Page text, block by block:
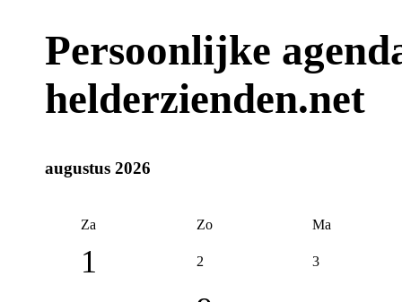
Persoonlijke
helderzienden.net
augustus 2026
Za Zo Ma
1 2 3